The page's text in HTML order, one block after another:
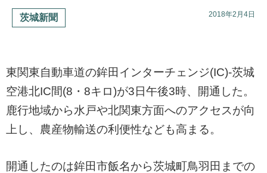
茨城新聞 2018年2月4日
東関東自動車道の鉾田インターチェンジ(IC)-茨城
空港北IC間(8・8キロ)が3日午後3時、開通した。
鹿行地域から水戸や北関東方面へのアクセスが向
上し、農産物輸送の利便性なども高まる。
開通したのは鉾田市飯名から茨城町鳥羽田までの